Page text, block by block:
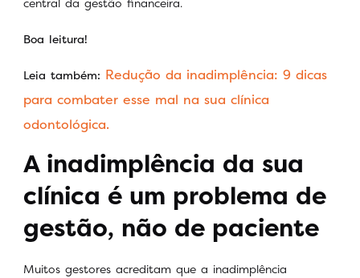
Boa leitura!
Leia também: Redução da inadimplência: 9 dicas
para combater esse mal na sua clínica
odontológica.
A inadimplência da sua
clínica é um problema de
gestão, não de paciente
Muitos gestores acreditam que a inadimplência